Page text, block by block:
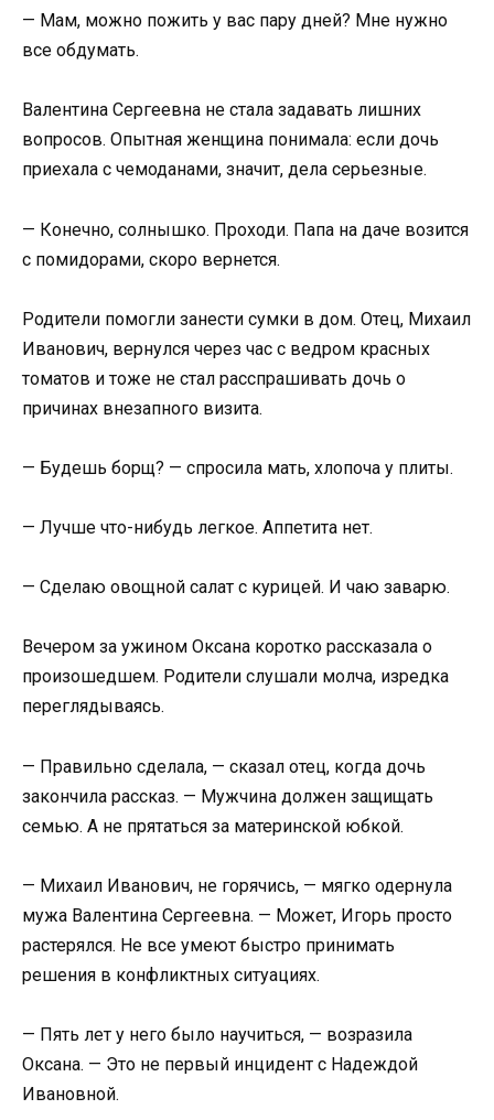
— Мам, можно пожить у вас пару дней? Мне нужно
все обдумать.
Валентина Сергеевна не стала задавать лишних
вопросов. Опытная женщина понимала: если дочь
приехала с чемоданами, значит, дела серьезные.
— Конечно, солнышко. Проходи. Папа на даче возится
с помидорами, скоро вернется.
Родители помогли занести сумки в дом. Отец, Михаил
Иванович, вернулся через час с ведром красных
томатов и тоже не стал расспрашивать дочь о
причинах внезапного визита.
— Будешь борщ? — спросила мать, хлопоча у плиты.
— Лучше что-нибудь легкое. Аппетита нет.
— Сделаю овощной салат с курицей. И чаю заварю.
Вечером за ужином Оксана коротко рассказала о
произошедшем. Родители слушали молча, изредка
переглядываясь.
— Правильно сделала, — сказал отец, когда дочь
закончила рассказ. — Мужчина должен защищать
семью. А не прятаться за материнской юбкой.
— Михаил Иванович, не горячись, — мягко одернула
мужа Валентина Сергеевна. — Может, Игорь просто
растерялся. Не все умеют быстро принимать
решения в конфликтных ситуациях.
— Пять лет у него было научиться, — возразила
Оксана. — Это не первый инцидент с Надеждой
Ивановной.